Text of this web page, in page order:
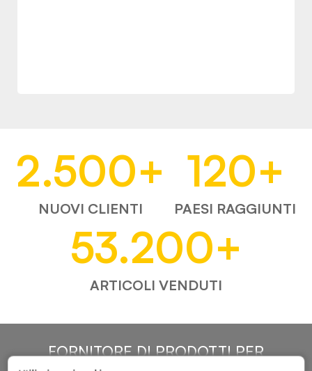
2.500+
NUOVI CLIENTI
120+
PAESI RAGGIUNTI
53.200+
ARTICOLI VENDUTI
FORNITORE DI PRODOTTI PER